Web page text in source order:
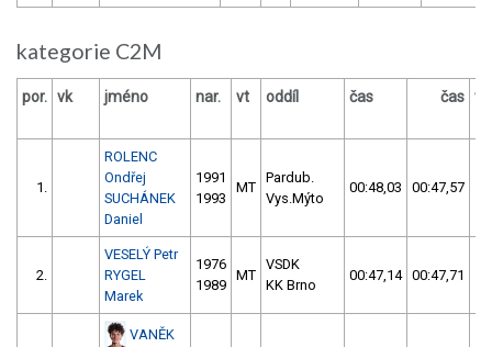
kategorie C2M
por. vk jméno nar. vt oddíl čas čas
1.
ROLENC
Ondřej
SUCHÁNEK
Daniel
1991
1993
MT
Pardub.
Vys.Mýto
00:48,03 00:47,57
2.
VESELÝ Petr
RYGEL
Marek
1976
1989
MT
VSDK
KK Brno
00:47,14 00:47,71
VANĚK